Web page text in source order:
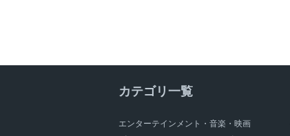
カテゴリ一覧
エンターテインメント・音楽・映画